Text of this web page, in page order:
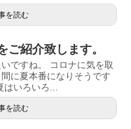
を読む
ご紹介致します。
ですね。 コロナに気を取
に夏本番になりそうです
はいろいろ...
を読む